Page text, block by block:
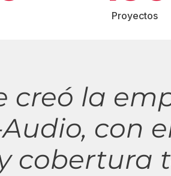
Proyectos
creó la
con
cobertura